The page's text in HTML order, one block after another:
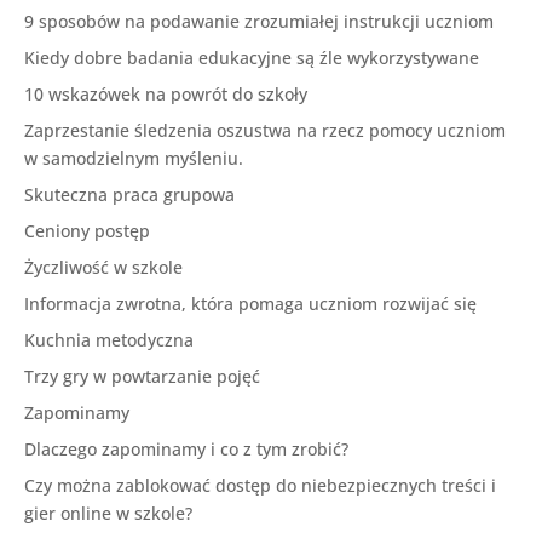
9 sposobów na podawanie zrozumiałej instrukcji uczniom
Kiedy dobre badania edukacyjne są źle wykorzystywane
10 wskazówek na powrót do szkoły
Zaprzestanie śledzenia oszustwa na rzecz pomocy uczniom
w samodzielnym myśleniu.
Skuteczna praca grupowa
Ceniony postęp
Życzliwość w szkole
Informacja zwrotna, która pomaga uczniom rozwijać się
Kuchnia metodyczna
Trzy gry w powtarzanie pojęć
Zapominamy
Dlaczego zapominamy i co z tym zrobić?
Czy można zablokować dostęp do niebezpiecznych treści i
gier online w szkole?